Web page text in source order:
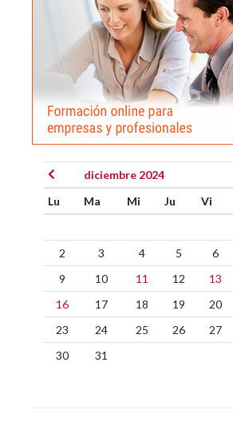
diciembre 2024
Lu
Ma Mi Ju Vi
2
3 4 5 6
9
10 11 12 13
16
17 18 19 20
23
24 25 26 27
30
31